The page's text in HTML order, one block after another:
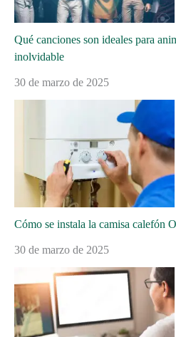
Qué canciones son ideales para
inolvidable
30 de marzo de 2025
Cómo se instala la camisa calefón
30 de marzo de 2025